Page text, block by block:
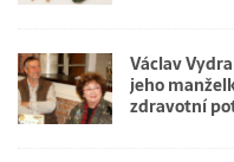
Václav
jeho
zdravotní